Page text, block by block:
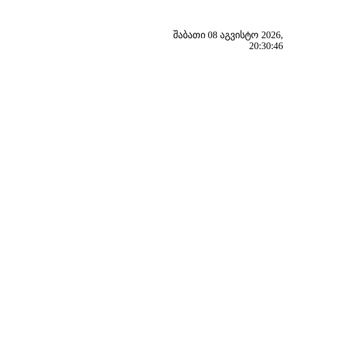
შაბათი 08 აგვისტო 2026,
20:30:47